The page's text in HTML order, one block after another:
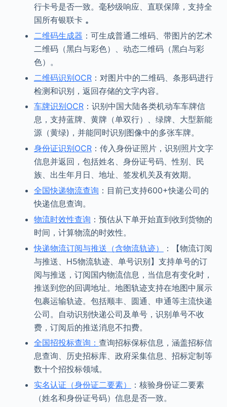
行卡号是否一致。毫秒级响应、直联保障，支持全
国所有银联卡 。
二维码生成器 ：可生成普通二维码、带图片的艺术
二维码（黑白与彩色）、动态二维码（黑白与彩
色）。
二维码识别OCR：对图片中的二维码、条形码进行
检测和识别，返回存储的文字内容。
车牌识别OCR：识别中国大陆各类机动车车牌信
息，支持蓝牌、黄牌（单双行）、绿牌、大型新能
源（黄绿)，并能同时识别图像中的多张车牌。
身份证识别OCR：传入身份证照片，识别照片文字
信息并返回，包括姓名、身份证号码、性别、民
族、出生年月日、地址、签发机关及有效期。
全国快递物流查询 ：目前已支持600+快递公司的
快递信息查询。
物流时效性查询 ：预估从下单开始直到收到货物的
时间，计算物流的时效性。
快递物流订阅与推送（含物流轨迹）
：【物流订阅
与推送、H5物流轨迹、单号识别】支持单号的订
阅与推送，订阅国内物流信息，当信息有变化时，
推送到您的回调地址。地图轨迹支持在地图中展示
包裹运输轨迹。包括顺丰、圆通、申通等主流快递
公司。自动识别快递公司及单号，识别单号不收
费，订阅后的推送消息不扣费。
全国招投标查询： 查询招标保标信息，涵盖招标信
息查询、历史招标库、政府采集信息、招标定制等
数十个招投标领域。
实名认证（身份证二要素）
：核验身份证二要素
（姓名和身份证号码）信息是否一致。